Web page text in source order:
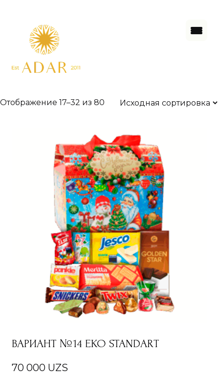
Отображение 17–32 из 80
ВАРИАНТ №14 EKO STANDART
70 000 UZS